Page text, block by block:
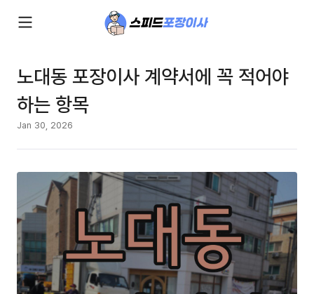
노대동 포장이사 계약서에 꼭 적어야
하는 항목
Jan 30, 2026